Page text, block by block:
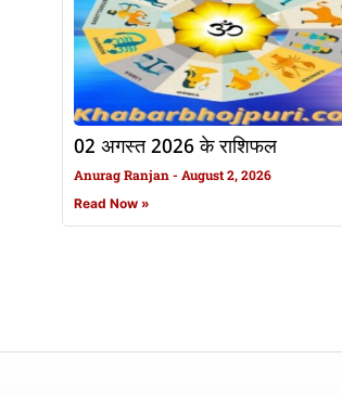
02 अगस्त 2026 के राशिफल
Anurag Ranjan August 2, 2026
Read Now »